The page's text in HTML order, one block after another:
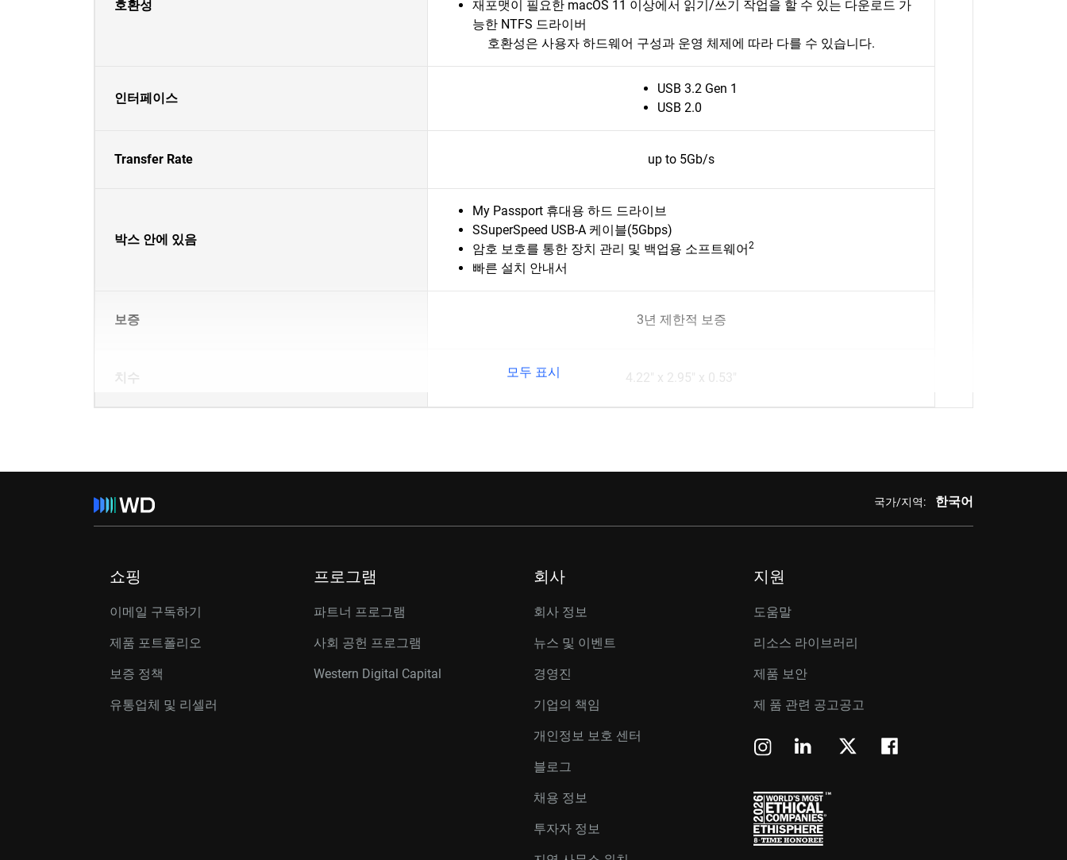
호환성
재포맷이 필요한 macOS 11 이상에서 읽기/쓰기 작업을 할 수 있는 다운로드 가
능한 NTFS 드라이버
호환성은 사용자 하드웨어 구성과 운영 체제에 따라 다를 수 있습니다.
인터페이스
USB 3.2 Gen 1
USB 2.0
Transfer Rate up to 5Gb/s
박스 안에 있음
My Passport 휴대용 하드 드라이브
SSuperSpeed USB-A 케이블(5Gbps)
암호 보호를 통한 장치 관리 및 백업용 소프트웨어2
빠른 설치 안내서
보증 3년 제한적 보증
치수 4.22" x 2.95" x 0.53"
모두 표시
국가/지역: 한국어
쇼핑
이메일 구독하기
제품 포트폴리오
보증 정책
유통업체 및 리셀러
프로그램
파트너 프로그램
사회 공헌 프로그램
Western Digital Capital
회사
회사 정보
뉴스 및 이벤트
경영진
기업의 책임
개인정보 보호 센터
블로그
채용 정보
투자자 정보
지원
도움말
리소스 라이브러리
제품 보안
제 품 관련 공고공고